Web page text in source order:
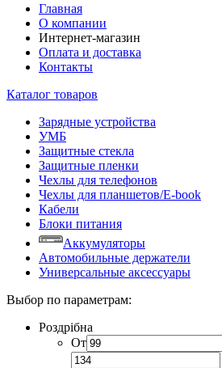
Главная
О компании
Интернет-магазин
Оплата и доставка
Контакты
Каталог товаров
Зарядные устройства
УМБ
Защитные стекла
Защитные пленки
Чехлы для телефонов
Чехлы для планшетов/E-book
Кабели
Блоки питания
Аккумуляторы
Автомобильные держатели
Универсальные аксессуары
Выбор по параметрам:
Роздрібна
От